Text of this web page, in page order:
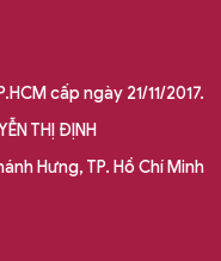
cấp ngày 21/11/2017.
THỊ ĐỊNH
Hưng, TP. Hồ Chí Minh